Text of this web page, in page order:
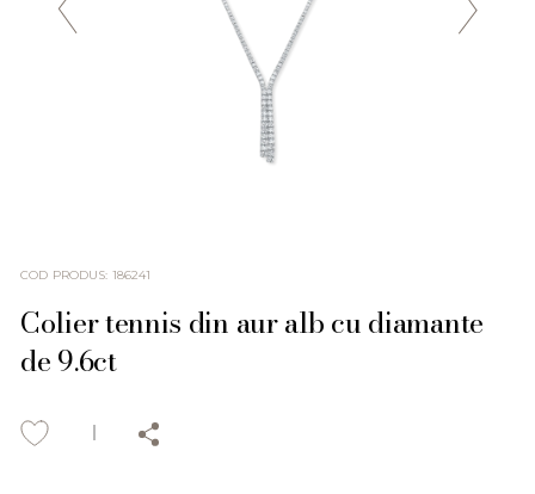
COD PRODUS: 186241
Colier tennis din aur alb cu diamante
de 9.6ct